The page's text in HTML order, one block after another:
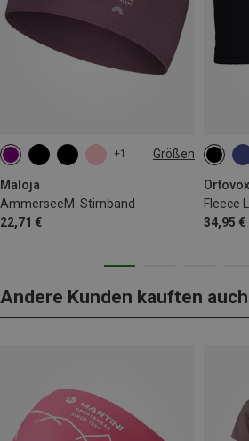
+1 Größen
Maloja
AmmerseeM. Stirnband
22,71 €
ONE SIZE
Ortovox
Fleece
34,95 €
ONE
Andere Kunden kauften auch